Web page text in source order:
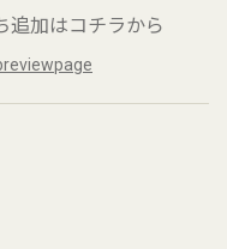
追加はコチラから